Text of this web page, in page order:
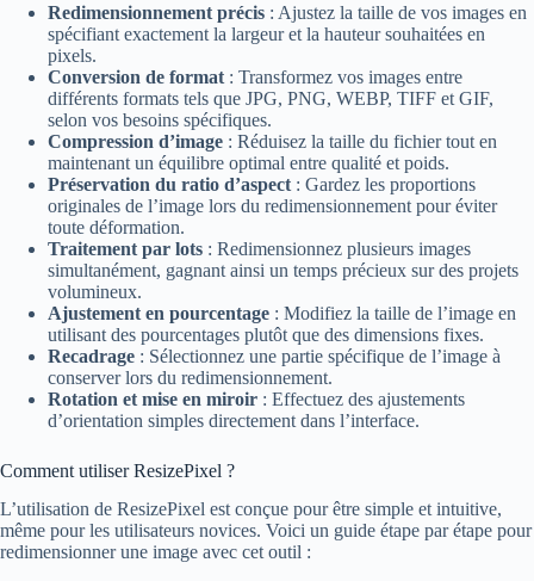
Redimensionnement précis : Ajustez la taille de vos images en
spécifiant exactement la largeur et la hauteur souhaitées en
pixels.
Conversion de format : Transformez vos images entre
différents formats tels que JPG, PNG, WEBP, TIFF et GIF,
selon vos besoins spécifiques.
Compression d’image : Réduisez la taille du fichier tout en
maintenant un équilibre optimal entre qualité et poids.
Préservation du ratio d’aspect : Gardez les proportions
originales de l’image lors du redimensionnement pour éviter
toute déformation.
Traitement par lots : Redimensionnez plusieurs images
simultanément, gagnant ainsi un temps précieux sur des projets
volumineux.
Ajustement en pourcentage : Modifiez la taille de l’image en
utilisant des pourcentages plutôt que des dimensions fixes.
Recadrage : Sélectionnez une partie spécifique de l’image à
conserver lors du redimensionnement.
Rotation et mise en miroir : Effectuez des ajustements
d’orientation simples directement dans l’interface.
Comment utiliser ResizePixel ?
L’utilisation de ResizePixel est conçue pour être simple et intuitive,
même pour les utilisateurs novices. Voici un guide étape par étape pour
redimensionner une image avec cet outil :